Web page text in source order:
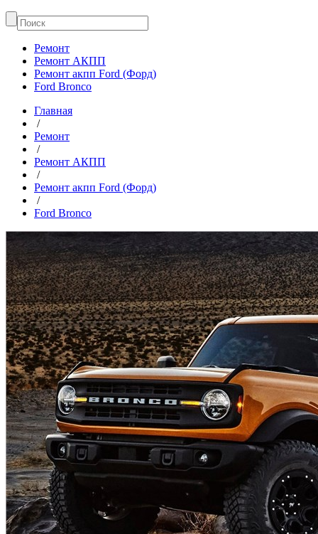
Ремонт
Ремонт АКПП
Ремонт акпп Ford (Форд)
Ford Bronco
Главная
/
Ремонт
/
Ремонт АКПП
/
Ремонт акпп Ford (Форд)
/
Ford Bronco